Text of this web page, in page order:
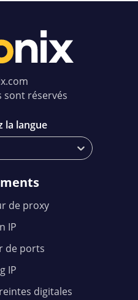
sont réservés
la langue
de proxy
IP
de ports
IP
digitales